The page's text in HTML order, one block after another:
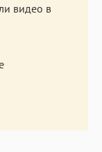
видео в